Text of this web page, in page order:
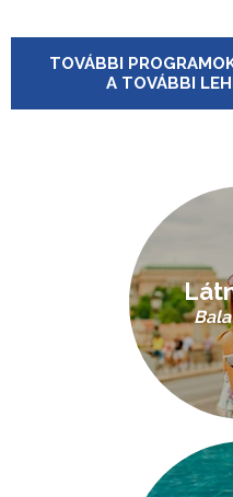
TOVÁBBI
A TOVÁBBI